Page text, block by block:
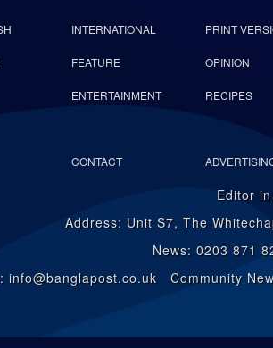
INTERNATIONAL PRINT
FEATURE OPINION
ENTERTAINMENT RECIPES
CONTACT
Editor
Address: Unit S7, The
News: 0203 871
info@banglapost.co.uk Community